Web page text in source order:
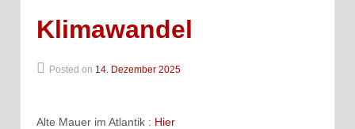
Klimawandel
Posted on 14. Dezember 2025
Alte Mauer im Atlantik : Hier